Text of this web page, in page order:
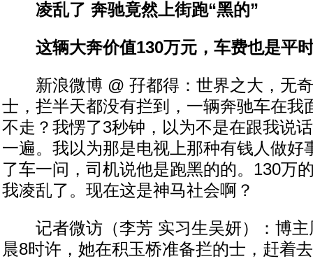
凌乱了 奔驰竟然上街跑“黑的”
这辆大奔价值130万元，车费也是平
新浪微博 @ 孖都得：世界之大，无奇
士，拦半天都没有拦到，一辆奔驰车在我
不走？我愣了3秒钟，以为不是在跟我说
一遍。我以为那是电视上那种有钱人做好
了车一问，司机说他是跑黑的的。130万
我凌乱了。现在这是神马社会啊？
记者微访（李芳 实习生吴妍）：博主
晨8时许，她在积玉桥准备拦的士，赶着